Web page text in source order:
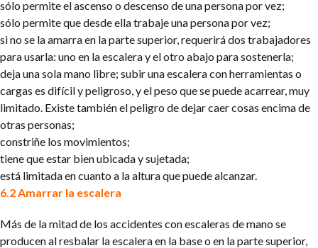
sólo permite el ascenso o descenso de una persona por vez;
sólo permite que desde ella trabaje una persona por vez;
si no se la amarra en la parte superior, requerirá dos trabajadores
para usarla: uno en la escalera y el otro abajo para sostenerla;
deja una sola mano libre; subir una escalera con herramientas o
cargas es difícil y peligroso, y el peso que se puede acarrear, muy
limitado. Existe también el peligro de dejar caer cosas encima de
otras personas;
constriñe los movimientos;
tiene que estar bien ubicada y sujetada;
está limitada en cuanto a la altura que puede alcanzar.
6.2 Amarrar la escalera
Más de la mitad de los accidentes con escaleras de mano se
producen al resbalar la escalera en la base o en la parte superior,